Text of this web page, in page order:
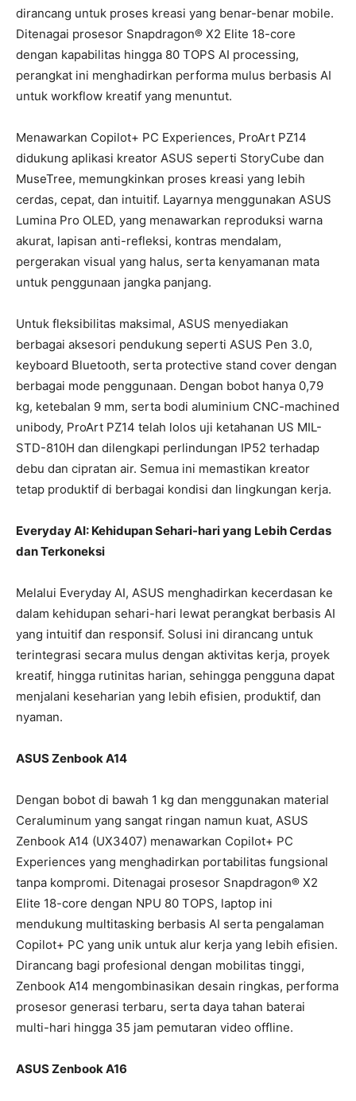
dirancang untuk proses kreasi yang benar-benar mobile.
Ditenagai prosesor Snapdragon® X2 Elite 18-core
dengan kapabilitas hingga 80 TOPS AI processing,
perangkat ini menghadirkan performa mulus berbasis AI
untuk workflow kreatif yang menuntut.
Menawarkan Copilot+ PC Experiences, ProArt PZ14
didukung aplikasi kreator ASUS seperti StoryCube dan
MuseTree, memungkinkan proses kreasi yang lebih
cerdas, cepat, dan intuitif. Layarnya menggunakan ASUS
Lumina Pro OLED, yang menawarkan reproduksi warna
akurat, lapisan anti-refleksi, kontras mendalam,
pergerakan visual yang halus, serta kenyamanan mata
untuk penggunaan jangka panjang.
Untuk fleksibilitas maksimal, ASUS menyediakan
berbagai aksesori pendukung seperti ASUS Pen 3.0,
keyboard Bluetooth, serta protective stand cover dengan
berbagai mode penggunaan. Dengan bobot hanya 0,79
kg, ketebalan 9 mm, serta bodi aluminium CNC-machined
unibody, ProArt PZ14 telah lolos uji ketahanan US MIL-
STD-810H dan dilengkapi perlindungan IP52 terhadap
debu dan cipratan air. Semua ini memastikan kreator
tetap produktif di berbagai kondisi dan lingkungan kerja.
Everyday AI: Kehidupan Sehari-hari yang Lebih Cerdas
dan Terkoneksi
Melalui Everyday AI, ASUS menghadirkan kecerdasan ke
dalam kehidupan sehari-hari lewat perangkat berbasis AI
yang intuitif dan responsif. Solusi ini dirancang untuk
terintegrasi secara mulus dengan aktivitas kerja, proyek
kreatif, hingga rutinitas harian, sehingga pengguna dapat
menjalani keseharian yang lebih efisien, produktif, dan
nyaman.
ASUS Zenbook A14
Dengan bobot di bawah 1 kg dan menggunakan material
Ceraluminum yang sangat ringan namun kuat, ASUS
Zenbook A14 (UX3407) menawarkan Copilot+ PC
Experiences yang menghadirkan portabilitas fungsional
tanpa kompromi. Ditenagai prosesor Snapdragon® X2
Elite 18-core dengan NPU 80 TOPS, laptop ini
mendukung multitasking berbasis AI serta pengalaman
Copilot+ PC yang unik untuk alur kerja yang lebih efisien.
Dirancang bagi profesional dengan mobilitas tinggi,
Zenbook A14 mengombinasikan desain ringkas, performa
prosesor generasi terbaru, serta daya tahan baterai
multi-hari hingga 35 jam pemutaran video offline.
ASUS Zenbook A16